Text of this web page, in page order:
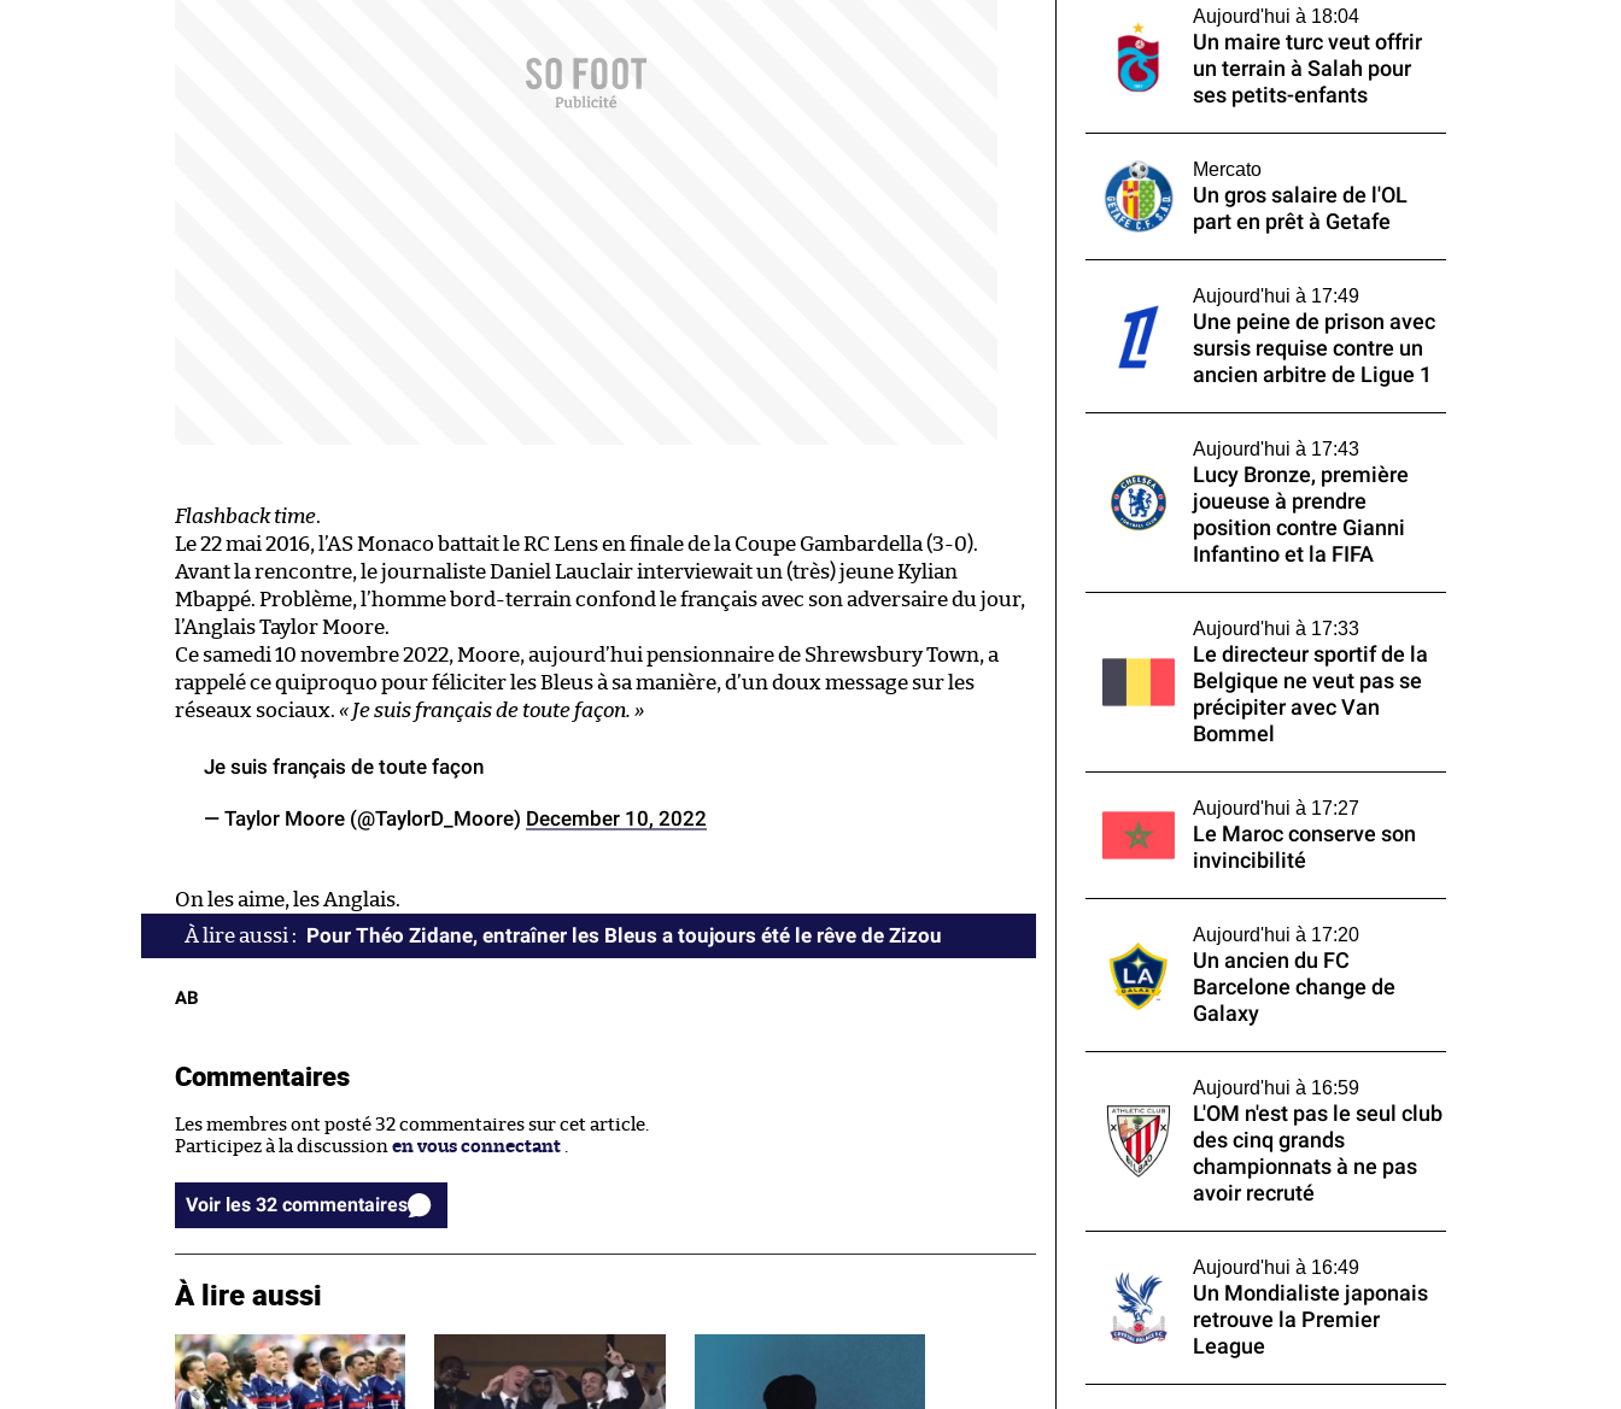
Flashback time.
Le 22 mai 2016, l’AS Monaco battait le RC Lens en finale de la Coupe Gambardella (3-0).
Avant la rencontre, le journaliste Daniel Lauclair interviewait un (très) jeune Kylian
Mbappé. Problème, l’homme bord-terrain confond le français avec son adversaire du jour,
l’Anglais Taylor Moore.
Ce samedi 10 novembre 2022, Moore, aujourd’hui pensionnaire de Shrewsbury Town, a
rappelé ce quiproquo pour féliciter les Bleus à sa manière, d’un doux message sur les
réseaux sociaux. « Je suis français de toute façon. »
Je suis français de toute façon
— Taylor Moore (@TaylorD_Moore) December 10, 2022
On les aime, les Anglais.
Pour Théo Zidane, entraîner les Bleus a toujours été le rêve de Zizou
AB
Commentaires
Les membres ont posté 32 commentaires sur cet article.
Participez à la discussion en vous connectant
Voir les 32 commentaires
À lire aussi
Aujourd'hui à 18:04
Un maire turc veut offrir
un terrain à Salah pour
ses petits-enfants
Mercato
Un gros salaire de l'OL
part en prêt à Getafe
Aujourd'hui à 17:49
Une peine de prison avec
sursis requise contre un
ancien arbitre de Ligue 1
Aujourd'hui à 17:43
Lucy Bronze, première
joueuse à prendre
position contre Gianni
Infantino et la FIFA
Aujourd'hui à 17:33
Le directeur sportif de la
Belgique ne veut pas se
précipiter avec Van
Bommel
Aujourd'hui à 17:27
Le Maroc conserve son
invincibilité
Aujourd'hui à 17:20
Un ancien du FC
Barcelone change de
Galaxy
Aujourd'hui à 16:59
L'OM n'est pas le seul club
des cinq grands
championnats à ne pas
avoir recruté
Aujourd'hui à 16:49
Un Mondialiste japonais
retrouve la Premier
League